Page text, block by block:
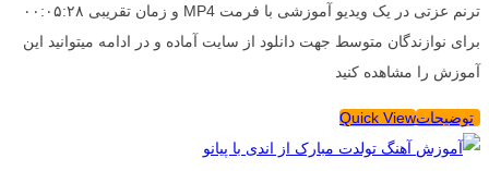
ترنم عزتی در یک ویدیو آموزشی با فرمت MP4 و زمان تقریبی ۰۰:۰۵:۲۸
برای نوازندگان متوسط جهت دانلود از سایت آماده و در ادامه میتوانید این
آموزش را مشاهده کنید
توضیحاتQuick View